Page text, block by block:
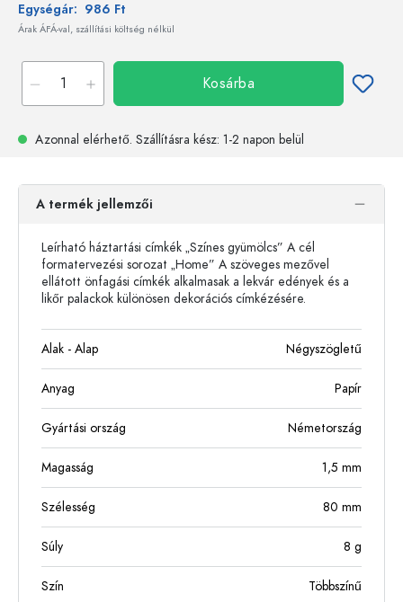
Egységár: 986 Ft
Árak ÁFÁ-val, szállítási költség nélkül
Kosárba
Azonnal elérhető. Szállításra kész: 1-2 napon belül
A termék jellemzői
Leírható háztartási címkék „Színes gyümölcs” A cél
formatervezési sorozat „Home” A szöveges mezővel
ellátott önfagási címkék alkalmasak a lekvár edények és a
likőr palackok különösen dekorációs címkézésére.
Alak - Alap Négyszögletű
Anyag Papír
Gyártási ország Németország
Magasság 1,5 mm
Szélesség 80 mm
Súly 8 g
Szín Többszínű